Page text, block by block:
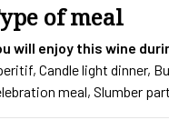
of meal
will enjoy this wine
Candle light dinner,
meal, Slumber